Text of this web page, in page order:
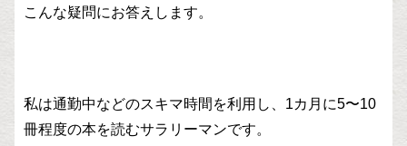
こんな疑問にお答えします。
私は通勤中などのスキマ時間を利用し、1カ月に5〜10
冊程度の本を読むサラリーマンです。